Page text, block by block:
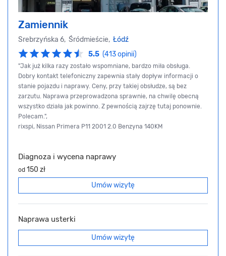
Zamiennik
Srebrzyńska 6, Śródmieście, Łódź
5.5 (413 opinii)
"Jak już kilka razy zostało wspomniane, bardzo miła obsługa.
Dobry kontakt telefoniczny zapewnia stały dopływ informacji o
stanie pojazdu i naprawy. Ceny, przy takiej obsłudze, są bez
zarzutu. Naprawa przeprowadzona sprawnie, na chwilę obecną
wszystko działa jak powinno. Z pewnością zajrzę tutaj ponownie.
Polecam.",
rixspi, Nissan Primera P11 2001 2.0 Benzyna 140KM
Diagnoza i wycena naprawy
od 150 zł
Umów wizytę
Naprawa usterki
Umów wizytę